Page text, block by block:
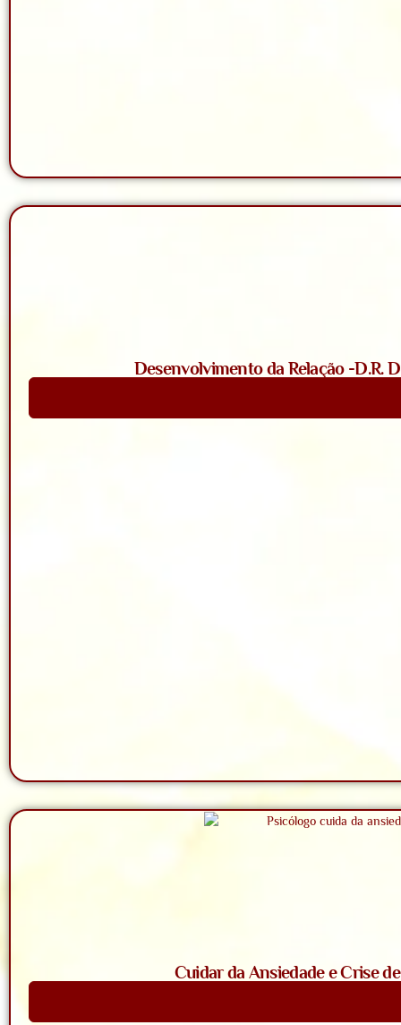
Desenvolvimento da Relação -D.R.
Cuidar da Ansiedade e Crise